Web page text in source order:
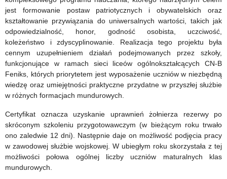
jest formowanie postaw patriotycznych i obywatelskich oraz
kształtowanie przywiązania do uniwersalnych wartości, takich jak
odpowiedzialność, honor, godność osobista, uczciwość,
koleżeństwo i zdyscyplinowanie. Realizacja tego projektu była
cennym uzupełnieniem działań podejmowanych przez szkoły,
funkcjonujące w ramach sieci liceów ogólnokształcących CN-B
Feniks, których priorytetem jest wyposażenie uczniów w niezbędną
wiedzę oraz umiejętności praktyczne przydatne w przyszłej służbie
w różnych formacjach mundurowych.
Certyfikat oznacza uzyskanie uprawnień żołnierza rezerwy po
skróconym szkoleniu przygotowawczym (w bieżącym roku trwało
ono zaledwie 12 dni). Następnie daje on możliwość podjęcia pracy
w zawodowej służbie wojskowej. W ubiegłym roku skorzystała z tej
możliwości połowa ogólnej liczby uczniów maturalnych klas
mundurowych.